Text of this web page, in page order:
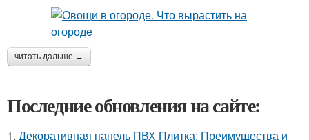
читать дальше →
Последние обновления на сайте:
1. Декоративная панель ПВХ Плитка: Преимущества и